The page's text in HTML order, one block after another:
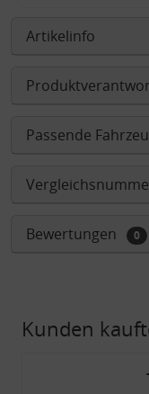
Artikelinfo
Passende
Bewertungen 0
Kunden